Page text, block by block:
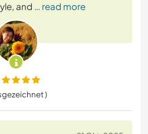
and … read more
)